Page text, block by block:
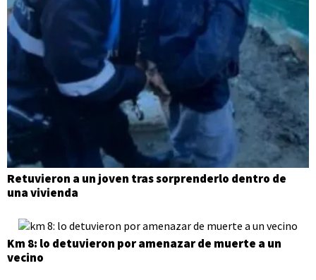
Retuvieron a un joven tras sorprenderlo dentro de
una vivienda
Km 8: lo detuvieron por amenazar de muerte a un
vecino